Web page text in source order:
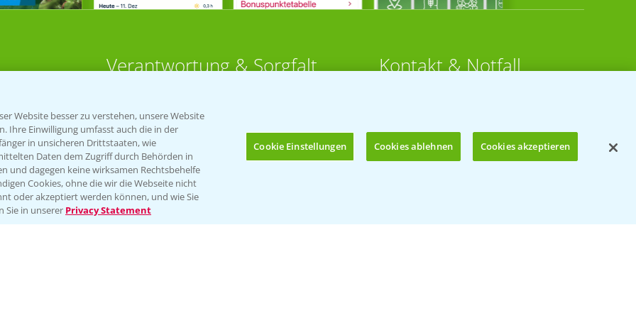
Bis zu 4 Produkte vergleichen:
Aktuell
Verantwortung & Sorgfalt
Sammelstellen und Termine
PRE - Chemikalien sicher entsorgen
Sammelstellen und Termine
Kontakt & Notfall
KONTAKT
T.+49 (0)214/30-20220
Website besser zu verstehen, unsere Website
Ihre Einwilligung umfasst auch die in der
in unsicheren Drittstaaten, wie
Daten dem Zugriff durch Behörden in
und dagegen keine wirksamen Rechtsbehelfe
Cookies, ohne die wir die Webseite nicht
oder akzeptiert werden können, und wie Sie
Sie in unserer Privacy Statement
Cookie Einstellungen Cookies ablehnen Cookies akzeptieren